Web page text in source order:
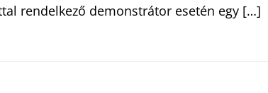
rendelkező demonstrátor esetén egy […]